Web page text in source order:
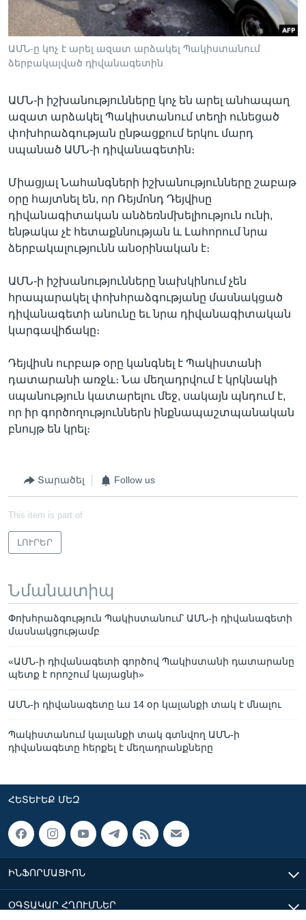
Լեզուներ
ԱՄՆ-ը կոչ է արել ազատ արձակել Պակիստանում
ձերբակալված դիվանագետին
ԱՄՆ-ի իշխանությունները կոչ են արել անհապաղ
ազատ արձակել Պակիստանում տեղի ունեցած
փոխհրաձգության ընթացքում երկու մարդ
սպանած ԱՄՆ-ի դիվանագետին։
Միացյալ Նահանգների իշխանությունները շաբաթ
օրը հայտնել են, որ Ռեյմոնդ Դեյվիսը
դիվանագիտական անձեռնմխելիություն ունի,
ենթակա չէ հետաքննության և Լահորում նրա
ձերբակալությունն անօրինական է։
ԱՄՆ-ի իշխանությունները նախկինում չեն
հրապարակել փոխհրաձգությանը մասնակցած
դիվանագետի անունը եւ նրա դիվանագիտական
կարգավիճակը։
Դեյվիսն ուրբաթ օրը կանգնել է Պակիստանի
դատարանի առջև։ Նա մեղադրվում է կրկնակի
սպանություն կատարելու մեջ, սակայն պնդում է,
որ իր գործողություններն ինքնապաշտպանական
բնույթ են կրել։
Տարածել Follow us
This item is part of
ԼՈՒՐԵՐ
Նմանատիպ
Փոխհրաձգություն Պակիստանում՝ ԱՄՆ-ի դիվանագետի
մասնակցությամբ
«ԱՄՆ-ի դիվանագետի գործով Պակիստանի դատարանը
պետք է որոշում կայացնի»
ԱՄՆ-ի դիվանագետը ևս 14 օր կալանքի տակ է մնալու
Պակիստանում կալանքի տակ գտնվող ԱՄՆ-ի
դիվանագետը հերքել է մեղադրանքները
ՀԵՏԵՒԵՔ ՄԵԶ
ԻՆՖՈՐՄԱՑԻՈՆ
ՕԳՏԱԿԱՐ ՀՂՈՒՄՆԵՐ